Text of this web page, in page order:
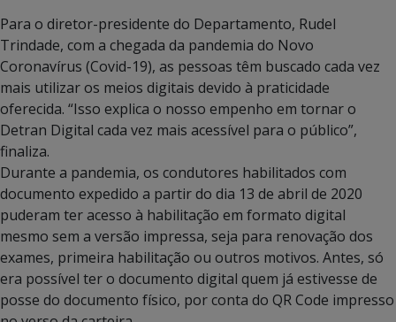
Para o diretor-presidente do Departamento, Rudel
Trindade, com a chegada da pandemia do Novo
Coronavírus (Covid-19), as pessoas têm buscado cada vez
mais utilizar os meios digitais devido à praticidade
oferecida. “Isso explica o nosso empenho em tornar o
Detran Digital cada vez mais acessível para o público”,
finaliza.
Durante a pandemia, os condutores habilitados com
documento expedido a partir do dia 13 de abril de 2020
puderam ter acesso à habilitação em formato digital
mesmo sem a versão impressa, seja para renovação dos
exames, primeira habilitação ou outros motivos. Antes, só
era possível ter o documento digital quem já estivesse de
posse do documento físico, por conta do QR Code impresso